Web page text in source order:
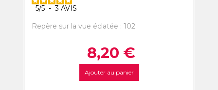
5/5 - 3 AVIS
Repère sur la vue éclatée : 102
8,20 €
Ajouter au panier